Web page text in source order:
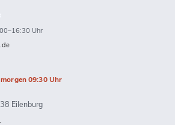
Uhr
09:30 Uhr
Eilenburg